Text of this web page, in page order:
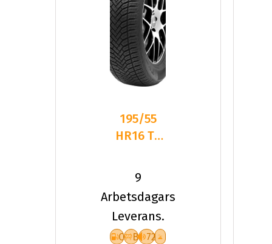
195/55
HR16 TL
ALLSEASON
6
9
Arbetsdagars
Leverans.
C B 72